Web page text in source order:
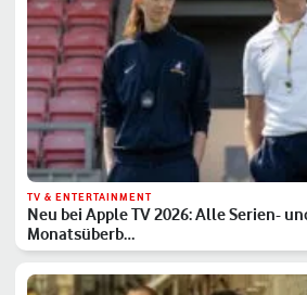
TV & ENTERTAINMENT
Neu bei Apple TV 2026: Alle Serien-
Monatsüberb…